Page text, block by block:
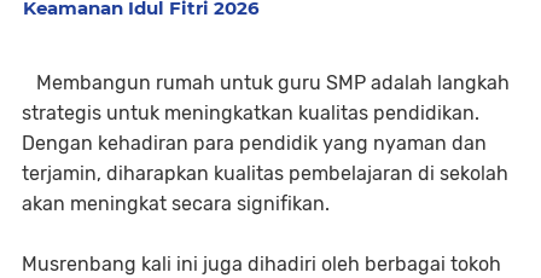
Keamanan Idul Fitri 2026
Membangun rumah untuk guru SMP adalah langkah
strategis untuk meningkatkan kualitas pendidikan.
Dengan kehadiran para pendidik yang nyaman dan
terjamin, diharapkan kualitas pembelajaran di sekolah
akan meningkat secara signifikan.
Musrenbang kali ini juga dihadiri oleh berbagai tokoh